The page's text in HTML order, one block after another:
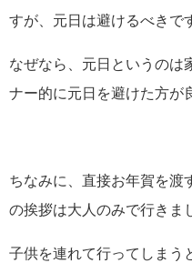
すが、元日は避けるべきで
なぜなら、元日というのは
ナー的に元日を避けた方が
ちなみに、直接お年賀を渡
の挨拶は大人のみで行きま
子供を連れて行ってしまう